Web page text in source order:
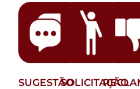
SUGESTÃOSOLICITAÇÃO